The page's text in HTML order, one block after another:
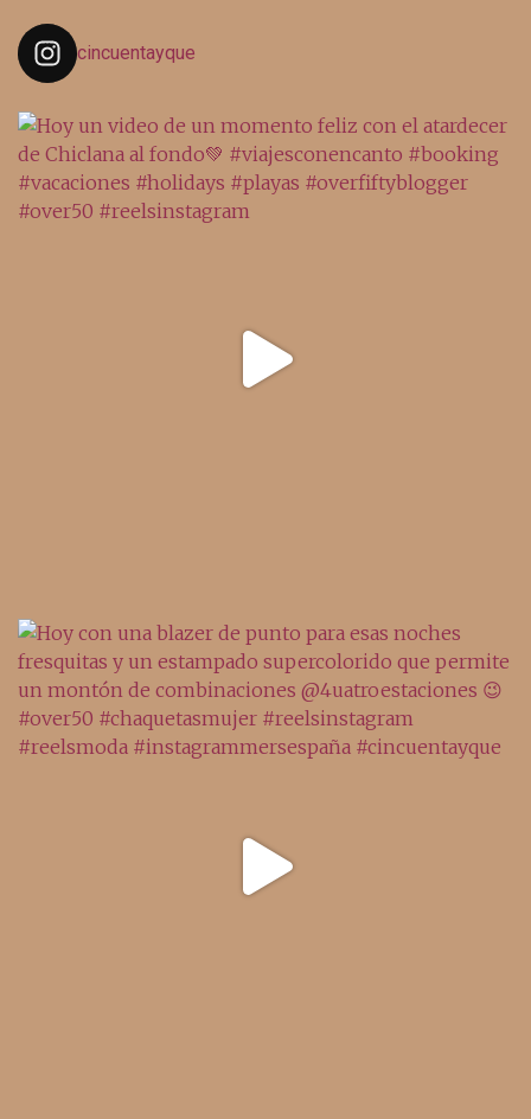
cincuentayque